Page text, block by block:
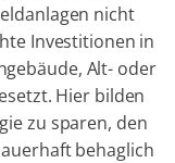
nicht
Investitionen in
Alt- oder
Hier bilden
zu sparen, den
behaglich